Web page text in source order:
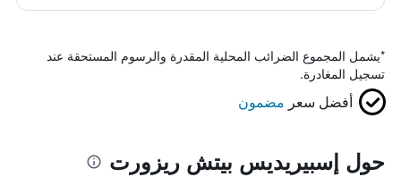
*يشمل المجموع الضرائب المحلية المقدرة والرسوم المستحقة عند
تسجيل المغادرة.
أفضل سعر مضمون
حول إسبيريديس بيتش ريزورت